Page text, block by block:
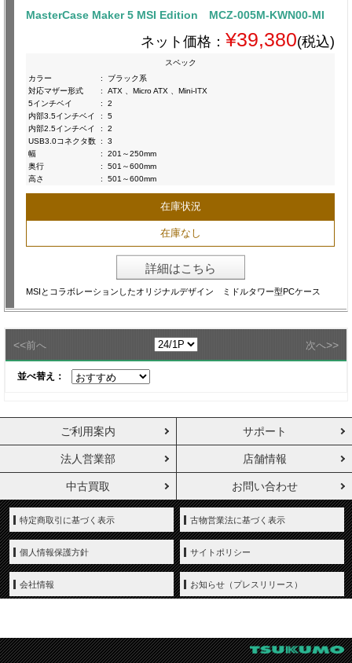
MasterCase Maker 5 MSI Edition MCZ-005M-KWN00-MI
ネット価格： ¥39,380(税込)
スペック
カラー
:
ブラック系
対応マザー形式
:
ATX 、Micro ATX 、Mini-ITX
5インチベイ
:
2
内部3.5インチベイ
:
5
内部2.5インチベイ
:
2
USB3.0コネクタ数 :
3
幅
:
201～250mm
奥行
:
501～600mm
高さ
: 501～600mm
在庫状況
在庫なし
詳細はこちら
MSIとコラボレーションしたオリジナルデザイン ミドルタワー型PCケース
<<前へ 次へ>>
並べ替え：
ご利用案内 サポート
法人営業部 店舗情報
中古買取 お問い合わせ
特定商取引に基づく表示 古物営業法に基づく表示
個人情報保護方針 サイトポリシー
会社情報 お知らせ（プレスリリース）